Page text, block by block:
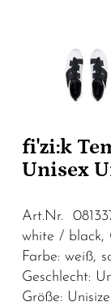
fi'zi:k
Unisex
Art.Nr.
white / black,
Farbe: weiß,
Geschlecht:
Größe: Unisize